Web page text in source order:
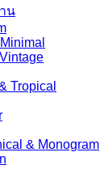
ๆ
น
Tropical
& Monogram